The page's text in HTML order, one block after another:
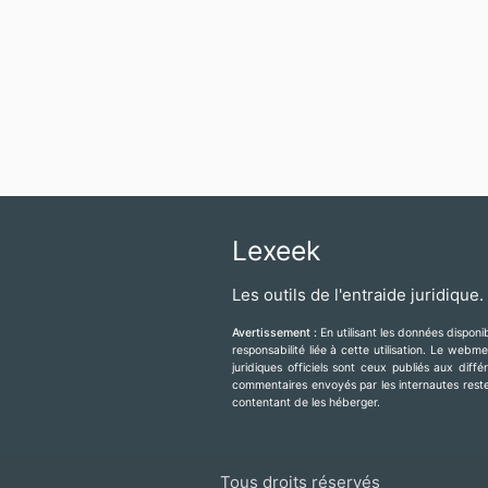
Lexeek
Les outils de l'entraide juridique.
Avertissement : En utilisant les données
responsabilité liée à cette utilisation. Le
juridiques officiels sont ceux publiés aux
commentaires envoyés par les internautes
contentant de les héberger.
Tous droits réservés